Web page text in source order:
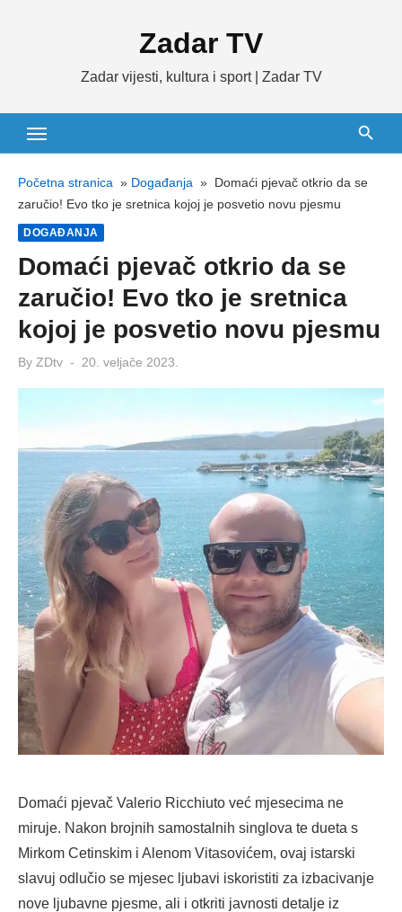
Zadar TV
Zadar vijesti, kultura i sport | Zadar TV
Početna stranica » Događanja » Domaći pjevač otkrio da se
zaručio! Evo tko je sretnica kojoj je posvetio novu pjesmu
DOGAĐANJA
Domaći pjevač otkrio da se
zaručio! Evo tko je sretnica
kojoj je posvetio novu pjesmu
By ZDtv
Posted
20. veljače 2023.
Domaći pjevač Valerio Ricchiuto već mjesecima ne
miruje. Nakon brojnih samostalnih singlova te dueta s
Mirkom Cetinskim i Alenom Vitasovićem, ovaj istarski
slavuj odlučio se mjesec ljubavi iskoristiti za izbacivanje
nove ljubavne pjesme, ali i otkriti javnosti detalje iz